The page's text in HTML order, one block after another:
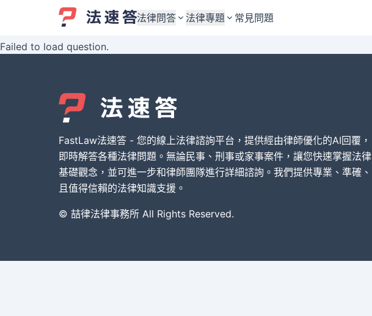
法律問答
婚姻與監護權
債務與債權
刑事犯罪案件
其他案件類型
法律專題
婚姻與監護權
債務與債權
刑事犯罪案件
其他案件類型
常見問題
Failed to load question.
FastLaw法速答 - 您的線上法律諮詢平台，提供經由律師優化的AI回覆，
即時解答各種法律問題。無論民事、刑事或家事案件，讓您快速掌握法律
基礎觀念，並可進一步和律師團隊進行詳細諮詢。我們提供專業、準確、
且值得信賴的法律知識支援。
© 喆律法律事務所 All Rights Reserved.